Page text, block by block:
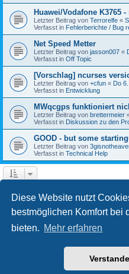
Diese Website nutzt
bestmöglichen Komfort bei
bieten. Mehr erfahren
Huawei/Vodafone K3765
Letzter Beitrag von Terrorelfe «
Verfasst in Fehlerberichte / Bug
Net Speed Metter
Letzter Beitrag von jasson007 «
Verfasst in Off Topic
[Vorschlag] ncurses
Letzter Beitrag von +cfun « Do
Verfasst in Entwicklung
MWqcgps funktioniert
Letzter Beitrag von brettermeier
Verfasst in Diskussion zu den
GOOD - but some
Letzter Beitrag von
Verfasst in Technical Help
Powered byphpBB®